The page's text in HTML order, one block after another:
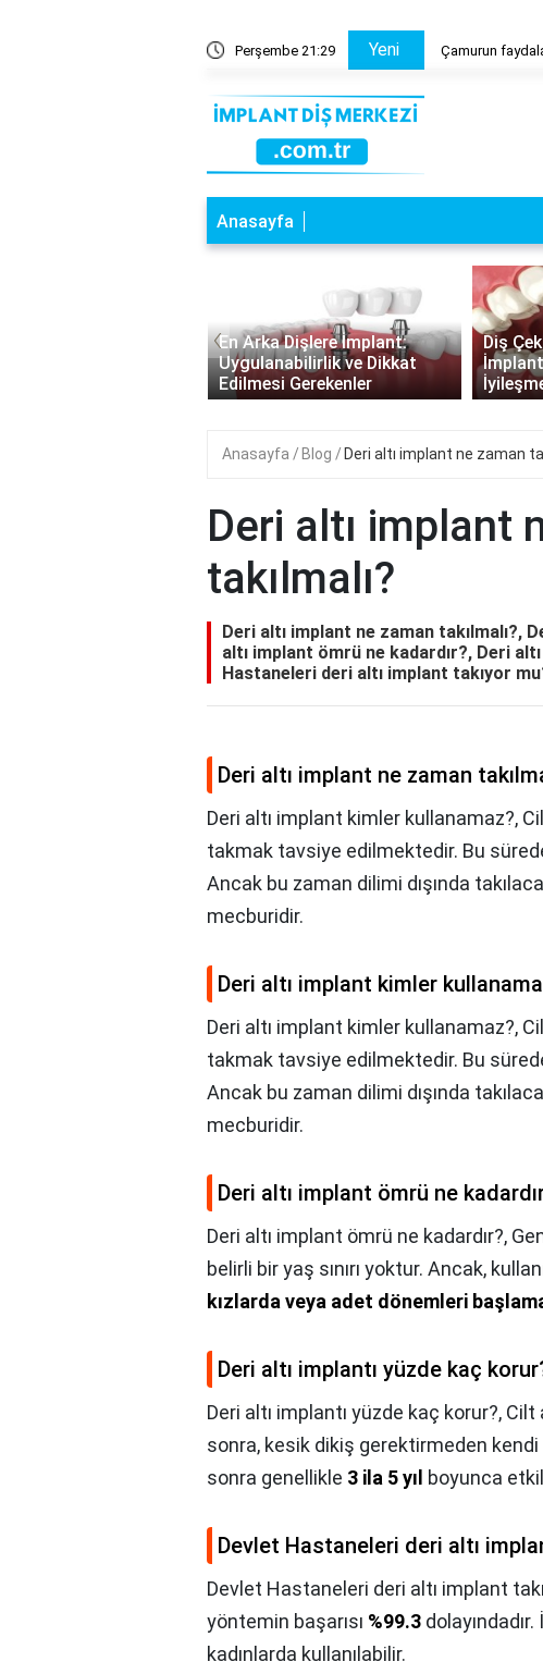
Perşembe 21:29 Yeni Çamurun
Anasayfa
Diş Çekildikten Sonra
İmplant: Bekleme Süresi ve
İyileşme Süreci
‹
Anasayfa Blog Deri altı implant ne zaman
Deri altı implant
takılmalı?
Deri altı implant ne zaman takılmalı?,
altı implant ömrü ne kadardır?, Deri
Hastaneleri deri altı implant takıyor
Deri altı implant ne zaman
Deri altı implant kimler kullanamaz?,
takmak tavsiye edilmektedir. Bu
Ancak bu zaman dilimi dışında
mecburidir.
Deri altı implant kimler
Deri altı implant kimler kullanamaz?,
takmak tavsiye edilmektedir. Bu
Ancak bu zaman dilimi dışında
mecburidir.
Deri altı implant ömrü ne
Deri altı implant ömrü ne kadardır?,
belirli bir yaş sınırı yoktur. Ancak,
kızlarda veya adet dönemleri
Deri altı implantı yüzde kaç
Deri altı implantı yüzde kaç korur?, Cilt
sonra, kesik dikiş gerektirmeden
sonra genellikle 3 ila 5 yıl boyunca
Devlet Hastaneleri deri altı
Devlet Hastaneleri deri altı implant
yöntemin başarısı %99.3
kadınlarda kullanılabilir.